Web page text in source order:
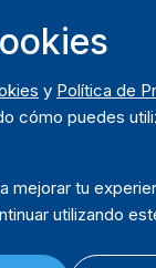
Internacional)
1
y Política de
cómo puedes
mejorar tu
utilizando